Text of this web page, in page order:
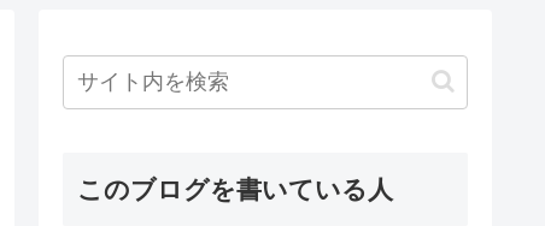
このブログを書いている人